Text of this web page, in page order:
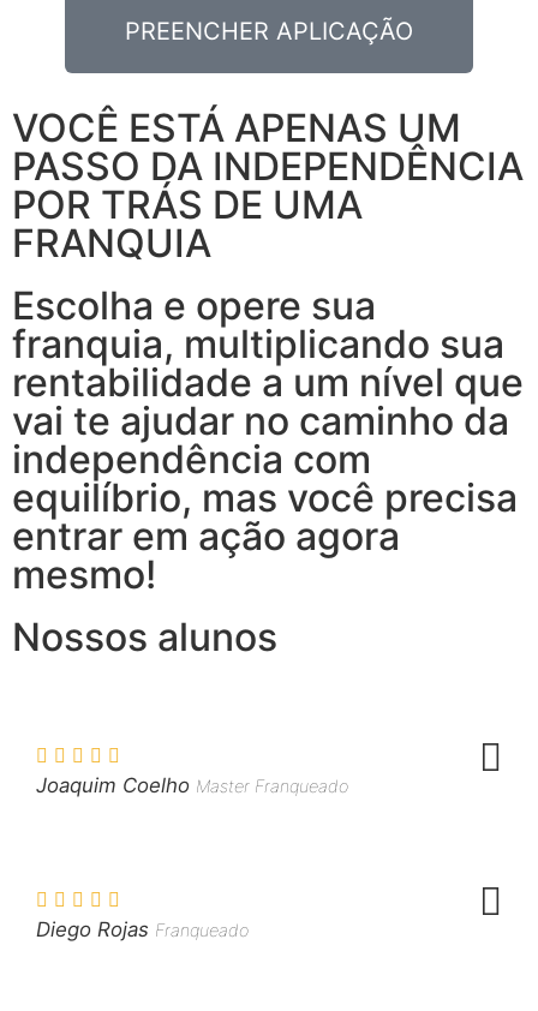
PREENCHER APLICAÇÃO
VOCÊ ESTÁ APENAS UM
PASSO DA INDEPENDÊNCIA
POR TRÁS DE UMA
FRANQUIA
Escolha e opere sua
franquia, multiplicando sua
rentabilidade a um nível que
vai te ajudar no caminho da
independência com
equilíbrio, mas você precisa
entrar em ação agora
mesmo!
Nossos alunos
Joaquim Coelho Master Franqueado
Diego Rojas Franqueado